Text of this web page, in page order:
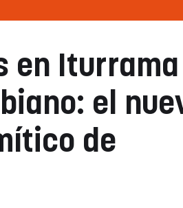
en Iturrama
el
de